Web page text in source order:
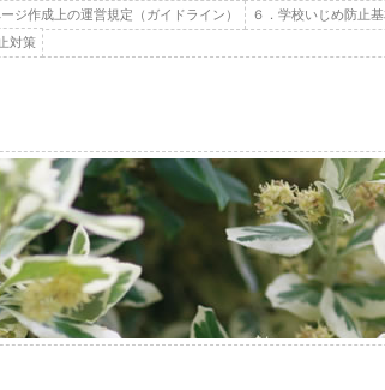
ジ作成上の運営規定（ガイドライン） ６．学校いじめ防止
対策